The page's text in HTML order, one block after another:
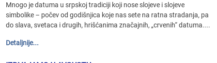
Mnogo je datuma u srpskoj tradiciji koji nose slojeve i slojeve
simbolike – počev od godišnjica koje nas sete na ratna stradanja, pa
do slava, svetaca i drugih, hrišćanima značajnih, „crvenih“ datuma....
Detaljnije...